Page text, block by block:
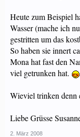
Heute zum Beispiel
Wasser (mache ich
gestritten um das
So haben sie innert
Mona hat fast den
viel getrunken hat.
Wieviel trinken denn
Liebe Grüsse
2. März 2008